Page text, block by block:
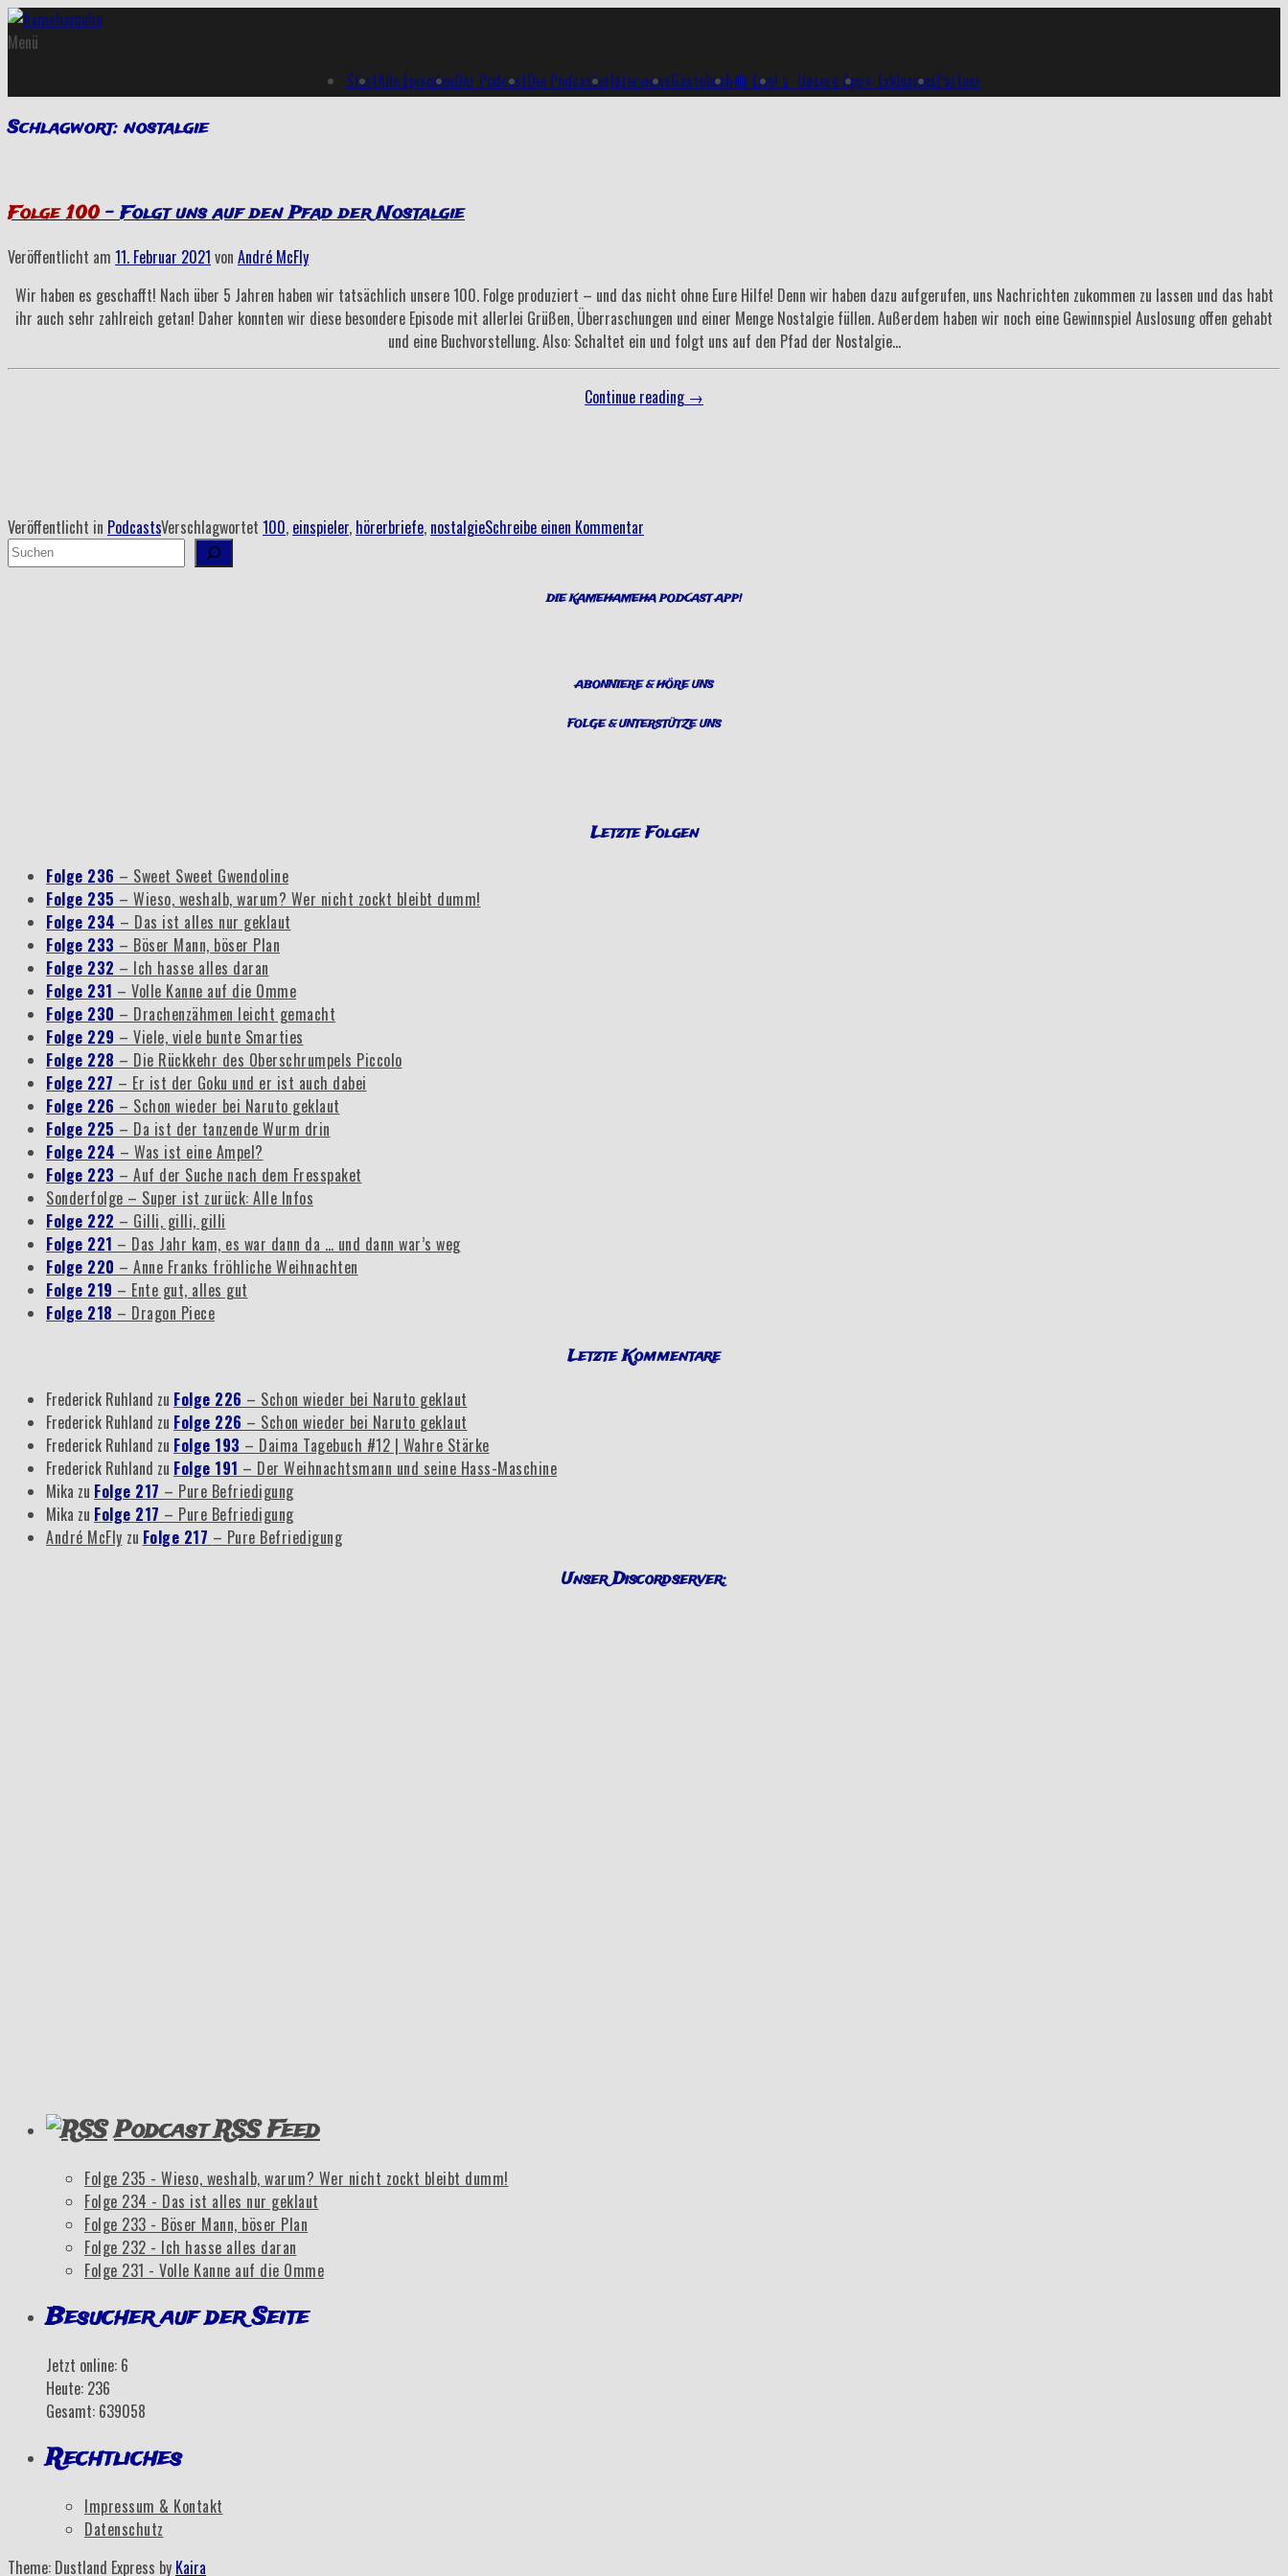
Menü
StartAlle EpisodenDer PodcastDie PodcasterInterviewsGästebuch🔴 Live! 📱 Unsere App⭐ ExklusivesPartner
Schlagwort: nostalgie
Folge 100– Folgt uns auf den Pfad der Nostalgie
Veröffentlicht am 11. Februar 2021 von André McFly
Wir haben es geschafft! Nach über 5 Jahren haben wir tatsächlich unsere 100. Folge produziert – und das nicht ohne Eure Hilfe! Denn wir haben dazu aufgerufen, uns Nachrichten zukommen zu lassen und das habt
ihr auch sehr zahlreich getan! Daher konnten wir diese besondere Episode mit allerlei Grüßen, Überraschungen und einer Menge Nostalgie füllen. Außerdem haben wir noch eine Gewinnspiel Auslosung offen gehabt
und eine Buchvorstellung. Also: Schaltet ein und folgt uns auf den Pfad der Nostalgie…
Continue reading „Folge
Nostalgie“
→
Veröffentlicht in PodcastsVerschlagwortet 100, einspieler, hörerbriefe, nostalgieSchreibe einen Kommentar
Suchen
DIE KAMEHAMEHA PODCAST APP!
ABONNIERE & HÖRE UNS
FOLGE & UNTERSTÜTZE UNS
Letzte Folgen
Folge 236 – Sweet Sweet Gwendoline
Folge 235 – Wieso, weshalb, warum? Wer nicht zockt bleibt dumm!
Folge 234 – Das ist alles nur geklaut
Folge 233 – Böser Mann, böser Plan
Folge 232 – Ich hasse alles daran
Folge 231 – Volle Kanne auf die Omme
Folge 230 – Drachenzähmen leicht gemacht
Folge 229 – Viele, viele bunte Smarties
Folge 228 – Die Rückkehr des Oberschrumpels Piccolo
Folge 227 – Er ist der Goku und er ist auch dabei
Folge 226 – Schon wieder bei Naruto geklaut
Folge 225 – Da ist der tanzende Wurm drin
Folge 224 – Was ist eine Ampel?
Folge 223 – Auf der Suche nach dem Fresspaket
Sonderfolge – Super ist zurück: Alle Infos
Folge 222 – Gilli, gilli, gilli
Folge 221 – Das Jahr kam, es war dann da … und dann war’s weg
Folge 220 – Anne Franks fröhliche Weihnachten
Folge 219 – Ente gut, alles gut
Folge 218 – Dragon Piece
Letzte Kommentare
Frederick Ruhland zu Folge 226 – Schon wieder bei Naruto geklaut
Frederick Ruhland zu Folge 226 – Schon wieder bei Naruto geklaut
Frederick Ruhland zu Folge 193 – Daima Tagebuch #12 | Wahre Stärke
Frederick Ruhland zu Folge 191 – Der Weihnachtsmann und seine Hass-Maschine
Mika zu Folge 217 – Pure Befriedigung
Mika zu Folge 217 – Pure Befriedigung
André McFly zu Folge 217 – Pure Befriedigung
Unser Discordserver:
Podcast RSS Feed
Folge 235 - Wieso, weshalb, warum? Wer nicht zockt bleibt dumm!
Folge 234 - Das ist alles nur geklaut
Folge 233 - Böser Mann, böser Plan
Folge 232 - Ich hasse alles daran
Folge 231 - Volle Kanne auf die Omme
Besucher auf der Seite
Jetzt online: 6
Heute: 236
Gesamt: 639058
Rechtliches
Impressum & Kontakt
Datenschutz
Theme: Dustland Express by Kaira